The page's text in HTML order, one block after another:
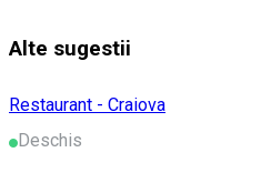
Alte sugestii
Restaurant - Craiova
Deschis